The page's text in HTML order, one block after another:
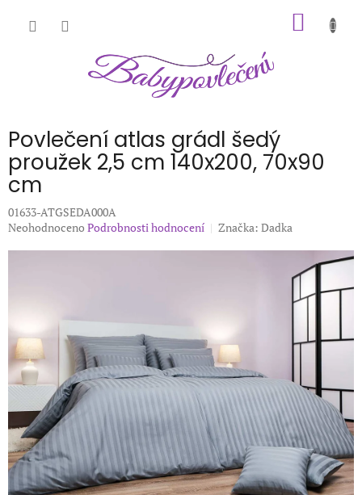
Povlečení atlas grádl šedý
proužek 2,5 cm 140x200, 70x90
cm
01633-ATGSEDA000A
Průměrné
hvězdiček.
Neohodnoceno Podrobnosti hodnocení Značka: Dadka